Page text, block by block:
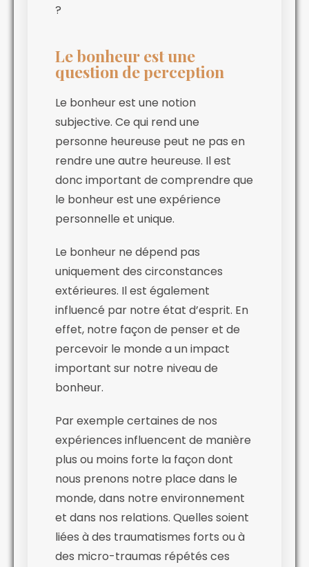
?
Le bonheur est une
question de perception
Le bonheur est une notion
subjective. Ce qui rend une
personne heureuse peut ne pas en
rendre une autre heureuse. Il est
donc important de comprendre que
le bonheur est une expérience
personnelle et unique.
Le bonheur ne dépend pas
uniquement des circonstances
extérieures. Il est également
influencé par notre état d’esprit. En
effet, notre façon de penser et de
percevoir le monde a un impact
important sur notre niveau de
bonheur.
Par exemple certaines de nos
expériences influencent de manière
plus ou moins forte la façon dont
nous prenons notre place dans le
monde, dans notre environnement
et dans nos relations. Quelles soient
liées à des traumatismes forts ou à
des micro-traumas répétés ces